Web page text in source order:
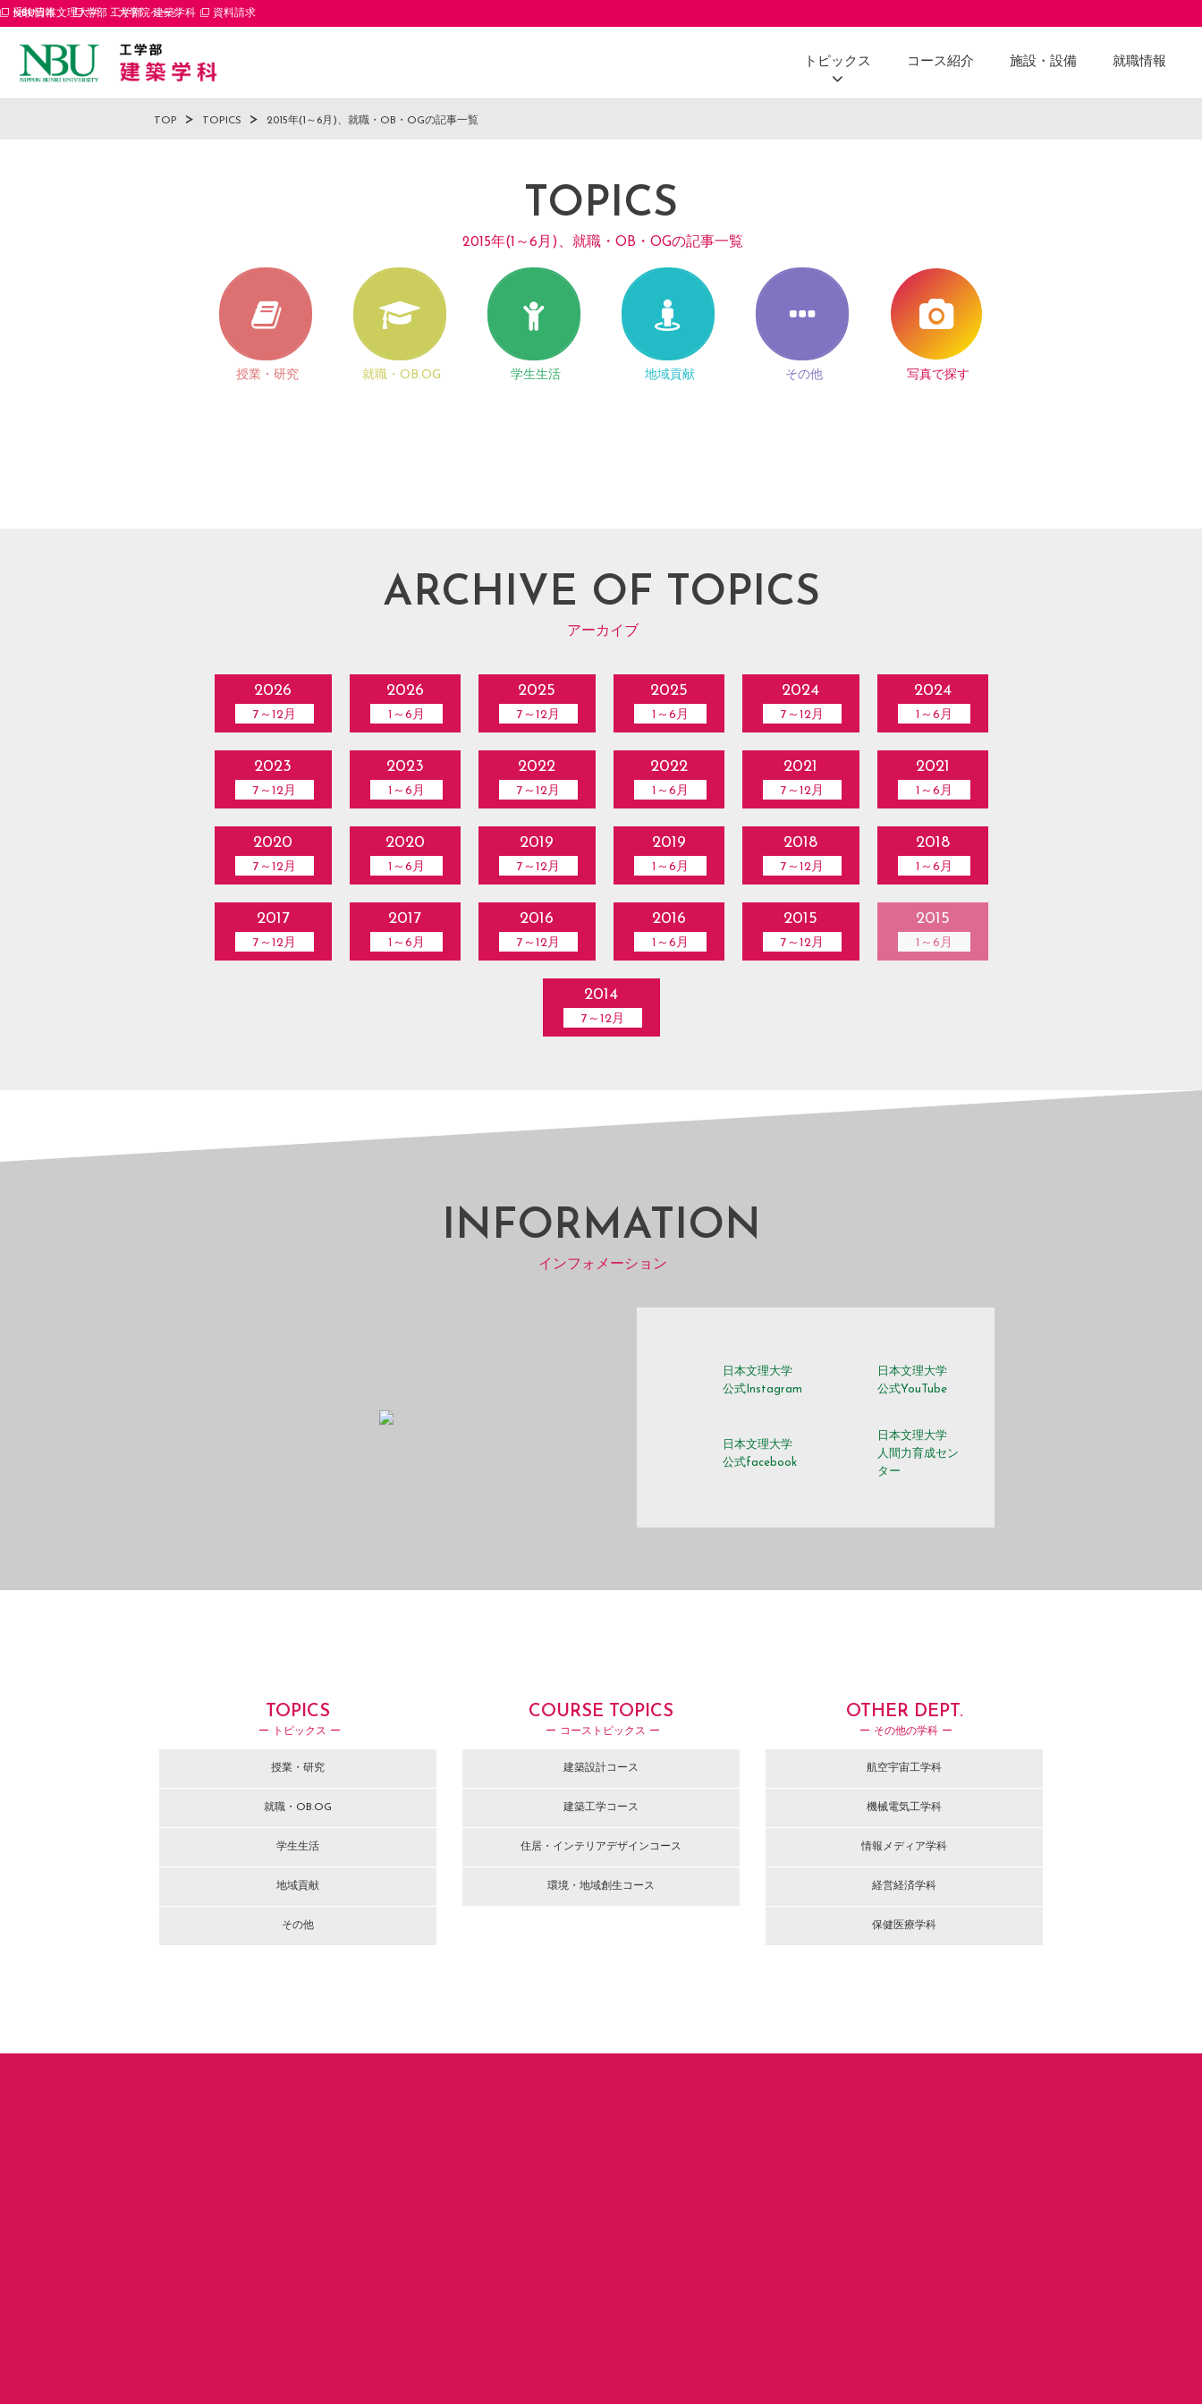
トピックス コース紹介 施設・設備 就職情報
NBU日本文理大学 工学部 建築学科
受験情報 学部・大学院ページ 資料請求
TOP TOPICS 2015年(1～6月)、就職・OB・OGの記事一覧
TOPICS
2015年(1～6月)、就職・OB・OGの記事一覧
授業・研究 就職・OB.OG 学生生活 地域貢献 その他 写真で探す
ARCHIVE OF TOPICS
アーカイブ
2026
7～12月
2026
1～6月
2025
7～12月
2025
1～6月
2024
7～12月
2024
1～6月
2023
7～12月
2023
1～6月
2022
7～12月
2022
1～6月
2021
7～12月
2021
1～6月
2020
7～12月
2020
1～6月
2019
7～12月
2019
1～6月
2018
7～12月
2018
1～6月
2017
7～12月
2017
1～6月
2016
7～12月
2016
1～6月
2015
7～12月
2015
1～6月
2014
7～12月
INFORMATION
インフォメーション
日本文理大学
公式Instagram
日本文理大学
公式YouTube
日本文理大学
公式facebook
日本文理大学
人間力育成セン
ター
TOPICS
ー トピックス ー
授業・研究
就職・OB.OG
学生生活
地域貢献
その他
COURSE TOPICS
ー コーストピックス ー
建築設計コース
建築工学コース
住居・インテリアデザインコース
環境・地域創生コース
OTHER DEPT.
ー その他の学科 ー
航空宇宙工学科
機械電気工学科
情報メディア学科
経営経済学科
保健医療学科